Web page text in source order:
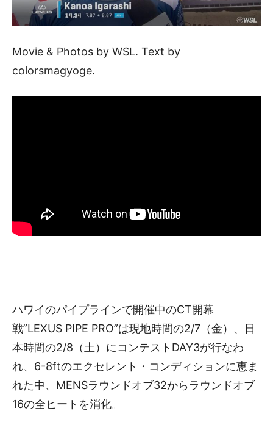
Movie & Photos by WSL. Text by
colorsmagyoge.
ハワイのパイプラインで開催中のCT開幕
戦”LEXUS PIPE PRO”は現地時間の2/7（金）、日
本時間の2/8（土）にコンテストDAY3が行なわ
れ、6-8ftのエクセレント・コンディションに恵ま
れた中、MENSラウンドオブ32からラウンドオブ
16の全ヒートを消化。